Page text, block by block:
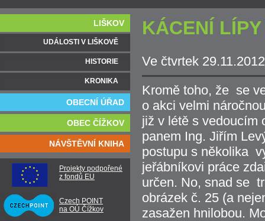
KÁCENÍ
Ve čtvrtek
Kromě toho, že se
o akci velmi
již v létě s vedoucím
panem Ing. Jiřím
postupu s několika
jeřábníkovi práce
určen. No, snad se
obrázek č. 25 (a
zasažen hnilobou.
LIŠKOV
UDÁLOSTI V LIŠKOVĚ
HISTORIE
KRONIKA
OBECNÍ ÚŘAD
OBEC ČÍŽKOV
NÁVŠTĚVNÍ KNIHA
Projekty podpořené
z fondů EU
Czech POINT
na OÚ Čížkov